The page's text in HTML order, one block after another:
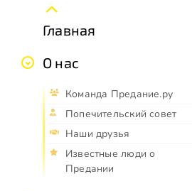
Главная
О нас
Команда Предание.ру
Попечительский совет
Наши друзья
Известные люди о
Предании